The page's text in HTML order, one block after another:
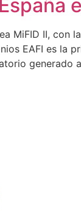
MiFID II, con
EAFI es la